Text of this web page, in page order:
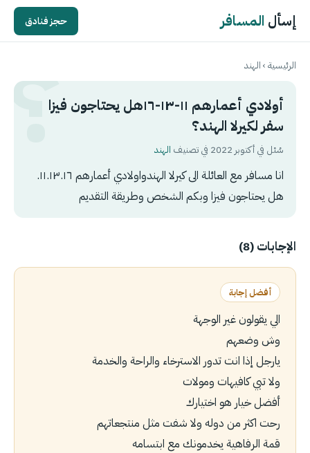
إسأل المسافر حجز فنادق
الرئيسية›الهند
أولادي أعمارهم ١١-١٣-١٦هل يحتاجون فيزا
سفر لكيرلا الهند؟
سُئل في أكتوبر 2022 في تصنيف الهند
انا مسافر مع العائلة الى كيرلا الهندواولادي أعمارهم ١١.١٣.١٦.
هل يحتاجون فيزا وبكم الشخص وطريقة التقديم
الإجابات (8)
أفضل إجابة
الي يقولون غير الوجهة
وش وضعهم
يارجل إذا انت تدور الاسترخاء والراحة والخدمة
ولا تبي كافيهات ومولات
أفضل خيار هو اختيارك
رحت اكثر من دوله ولا شفت مثل منتجعاتهم
قمة الرفاهية يخدمونك مع ابتسامه